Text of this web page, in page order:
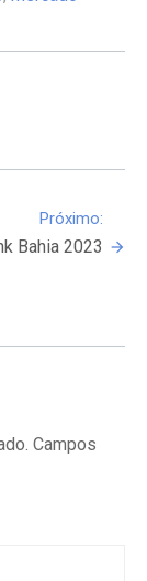
Próximo:
Bahia 2023
Campos